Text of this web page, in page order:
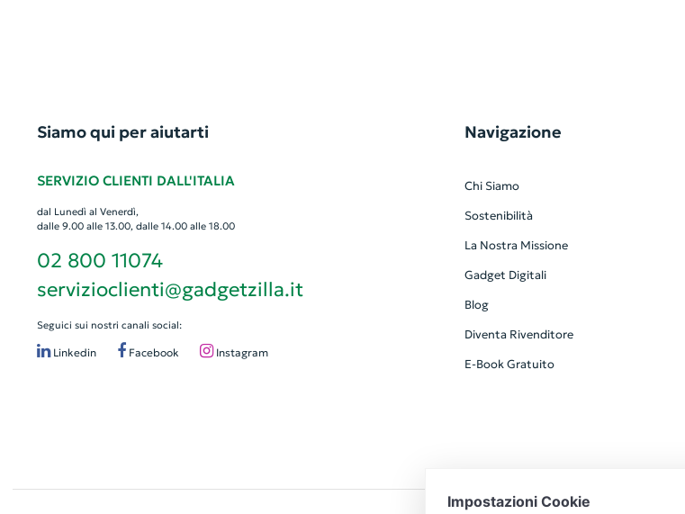
Siamo qui per aiutarti
SERVIZIO CLIENTI DALL'ITALIA
dal Lunedì al Venerdì,
dalle 9.00 alle 13.00, dalle 14.00 alle 18.00
02 800 11074
servizioclienti@gadgetzilla.it
Seguici sui nostri canali social:
Linkedin Facebook Instagram
Navigazione
Chi Siamo
Sostenibilità
La Nostra Missione
Gadget Digitali
Blog
Diventa Rivenditore
E-Book Gratuito